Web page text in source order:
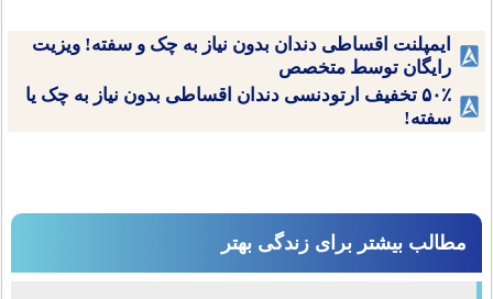
ایمپلنت اقساطی دندان بدون نیاز به چک و سفته! ویزیت
رایگان توسط متخصص
۵۰٪ تخفیف ارتودنسی دندان اقساطی بدون نیاز به چک یا
سفته!
مطالب بیشتر برای زندگی بهتر